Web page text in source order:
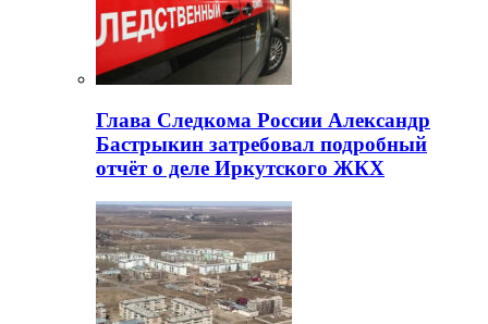
Глава Следкома России Александр
Бастрыкин затребовал подробный
отчёт о деле Иркутского ЖКХ